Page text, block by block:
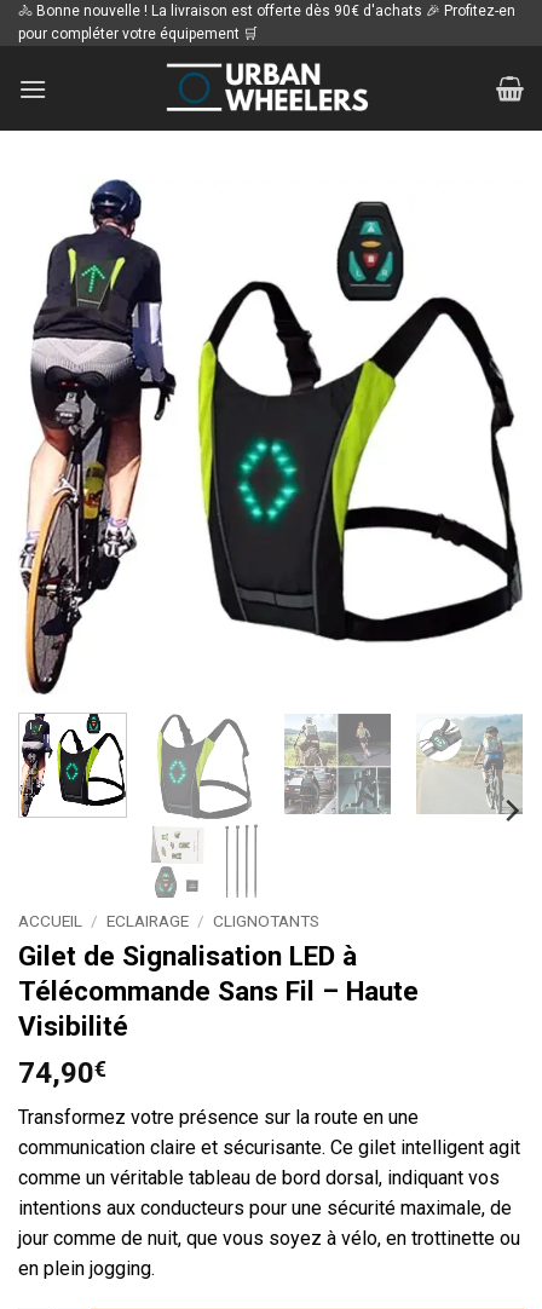
Passer
au
🚴 Bonne nouvelle ! La livraison est offerte dès 90€ d'achats 🎉 Profitez-en
pour compléter votre équipement 🛒
ACCUEIL / ECLAIRAGE / CLIGNOTANTS
Gilet de Signalisation LED à
Télécommande Sans Fil – Haute
Visibilité
74,90€
Transformez votre présence sur la route en une
communication claire et sécurisante. Ce gilet intelligent agit
comme un véritable tableau de bord dorsal, indiquant vos
intentions aux conducteurs pour une sécurité maximale, de
jour comme de nuit, que vous soyez à vélo, en trottinette ou
en plein jogging.